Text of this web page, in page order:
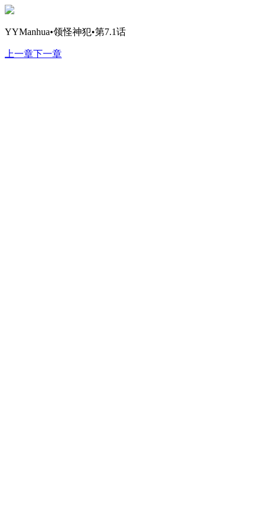
YYManhua•领怪神犯•第7.1话
上一章下一章